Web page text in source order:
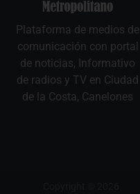
Plataforma de medios de
comunicación con portal
de noticias, Informativo
de radios y TV en Ciudad
de la Costa, Canelones